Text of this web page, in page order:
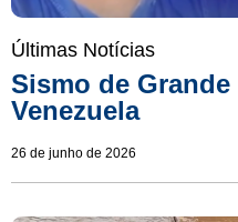
Últimas Notícias
Sismo de
Venezuela
26 de junho de 2026